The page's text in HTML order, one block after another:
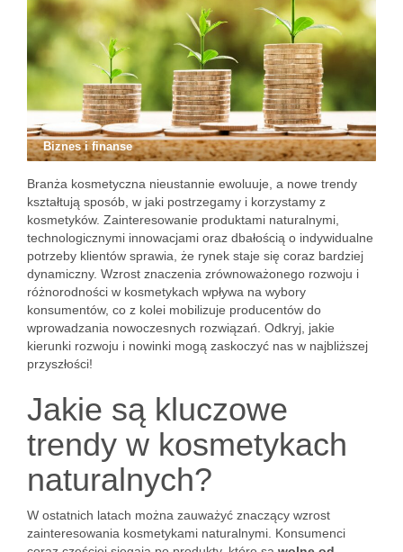
Biznes i finanse
Branża kosmetyczna nieustannie ewoluuje, a nowe trendy
kształtują sposób, w jaki postrzegamy i korzystamy z
kosmetyków. Zainteresowanie produktami naturalnymi,
technologicznymi innowacjami oraz dbałością o indywidualne
potrzeby klientów sprawia, że rynek staje się coraz bardziej
dynamiczny. Wzrost znaczenia zrównoważonego rozwoju i
różnorodności w kosmetykach wpływa na wybory
konsumentów, co z kolei mobilizuje producentów do
wprowadzania nowoczesnych rozwiązań. Odkryj, jakie
kierunki rozwoju i nowinki mogą zaskoczyć nas w najbliższej
przyszłości!
Jakie są kluczowe
trendy w kosmetykach
naturalnych?
W ostatnich latach można zauważyć znaczący wzrost
zainteresowania kosmetykami naturalnymi. Konsumenci